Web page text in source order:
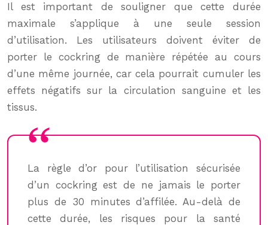
Il est important de souligner que cette durée
maximale s’applique à une seule session
d’utilisation. Les utilisateurs doivent éviter de
porter le cockring de manière répétée au cours
d’une même journée, car cela pourrait cumuler les
effets négatifs sur la circulation sanguine et les
tissus.
La règle d’or pour l’utilisation sécurisée
d’un cockring est de ne jamais le porter
plus de 30 minutes d’affilée. Au-delà de
cette durée, les risques pour la santé